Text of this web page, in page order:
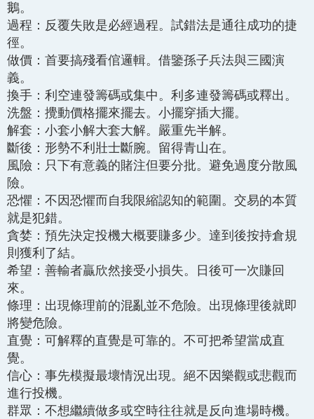
鵝。
過程：反覆失敗是必經過程。試錯法是通往成功的捷
徑。
做價：首要搞殘看倌邏輯。借鑒孫子兵法與三國演
義。
換手：利空連發籌碼或集中。利多連發籌碼或釋出。
洗盤：攪動價格擺來擺去。小擺穿插大擺。
解套：小套小解大套大解。嚴重先半解。
斷後：形勢不利壯士斷腕。留得青山在。
風險：只下有意義的賭注但要分批。避免過度分散風
險。
恐懼：不因恐懼而自我限縮認知的範圍。交易的本質
就是犯錯。
貪婪：預先決定投機大概要賺多少。達到後按持倉規
則獲利了結。
希望：善輸者贏欣然接受小損失。日後可一次賺回
來。
條理：出現條理前的混亂並不危險。出現條理後就即
將變危險。
直覺：可解釋的直覺是可靠的。不可把希望當成直
覺。
信心：事先模擬最壞情況出現。絕不因樂觀或悲觀而
進行投機。
群眾：不想繼續做多或空時往往就是反向進場時機。